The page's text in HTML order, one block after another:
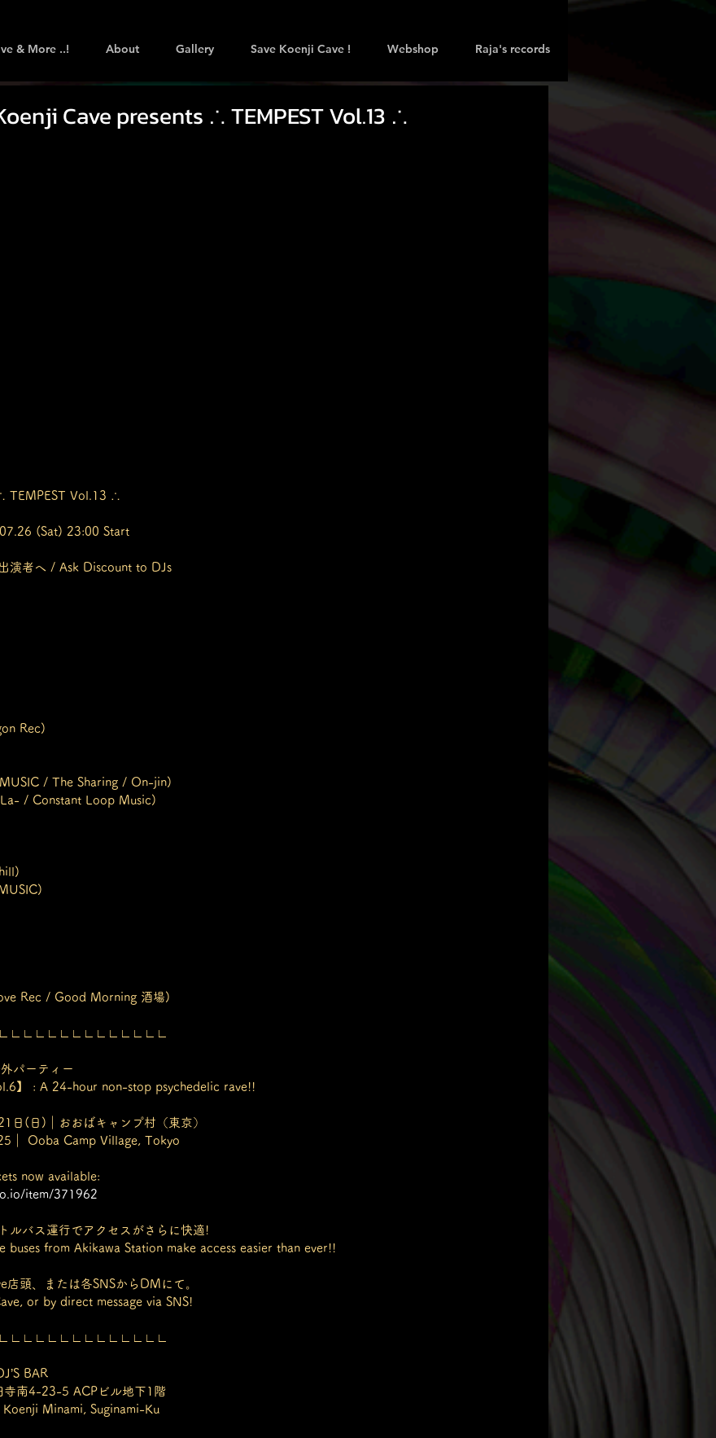
& More ..! About Gallery Save Koenji Cave ! Webshop Raja's records
Cave presents ∴ TEMPEST Vol.13 ∴
TEMPEST Vol.13 ∴
(Sat) 23:00 Start
演者へ / Ask Discount to DJs
Rec)
/ The Sharing / On-jin)
/ Constant Loop Music)
Rec / Good Morning 酒場)
パーティー
】 : A 24-hour non-stop psychedelic rave!!
日(日)｜おおばキャンプ村（東京）
｜ Ooba Camp Village, Tokyo
now available:
item/371962
ルバス運行でアクセスがさらに快適!
buses from Akikawa Station make access easier than ever!!
店頭、または各SNSからDMにて。
or by direct message via SNS!
BAR
寺南4-23-5 ACPビル地下1階
Minami, Suginami-Ku